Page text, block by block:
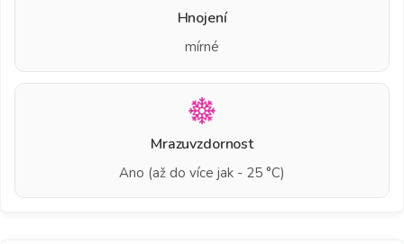
Hnojení
mírné
Mrazuvzdornost
Ano (až do více jak - 25 °C)